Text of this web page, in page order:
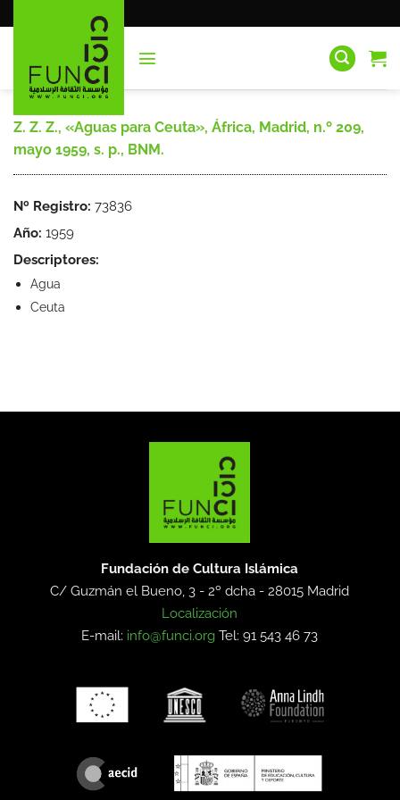
al
Z. Z. Z., «Aguas para Ceuta», África, Madrid, n.º 209,
mayo 1959, s. p., BNM.
Nº Registro: 73836
Año: 1959
Descriptores:
Agua
Ceuta
Fundación de Cultura Islámica
C/ Guzmán el Bueno, 3 - 2º dcha -28015 Madrid
Localización
E-mail: info@funci.org Tel: 91 543 46 73